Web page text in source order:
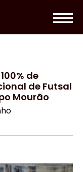
de
de Futsal
Mourão